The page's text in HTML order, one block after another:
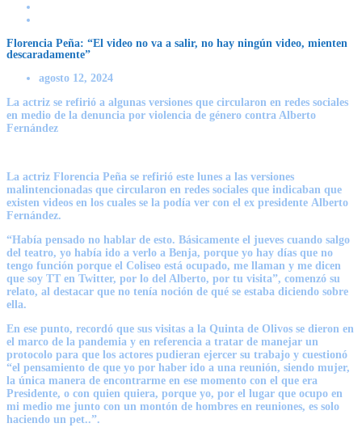
Florencia Peña: “El video no va a salir, no hay ningún video, mienten
descaradamente”
agosto 12, 2024
La actriz se refirió a algunas versiones que circularon en redes sociales
en medio de la denuncia por violencia de género contra Alberto
Fernández
La actriz Florencia Peña se refirió este lunes a las versiones
malintencionadas que circularon en redes sociales que indicaban que
existen videos en los cuales se la podía ver con el ex presidente Alberto
Fernández.
“Había pensado no hablar de esto. Básicamente el jueves cuando salgo
del teatro, yo había ido a verlo a Benja, porque yo hay días que no
tengo función porque el Coliseo está ocupado, me llaman y me dicen
que soy TT en Twitter, por lo del Alberto, por tu visita”, comenzó su
relato, al destacar que no tenía noción de qué se estaba diciendo sobre
ella.
En ese punto, recordó que sus visitas a la Quinta de Olivos se dieron en
el marco de la pandemia y en referencia a tratar de manejar un
protocolo para que los actores pudieran ejercer su trabajo y cuestionó
“el pensamiento de que yo por haber ido a una reunión, siendo mujer,
la única manera de encontrarme en ese momento con el que era
Presidente, o con quien quiera, porque yo, por el lugar que ocupo en
mi medio me junto con un montón de hombres en reuniones, es solo
haciendo un pet..”.